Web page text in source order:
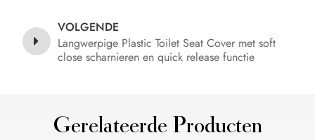
VOLGENDE
Langwerpige Plastic Toilet Seat Cover met soft
close scharnieren en quick release functie
Gerelateerde Producten